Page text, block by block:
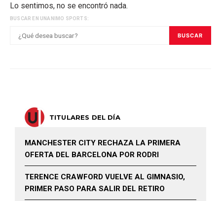
Lo sentimos, no se encontró nada.
BUSCAR EN UNANIMO SPORTS:
BUSCAR
TITULARES DEL DÍA
MANCHESTER CITY RECHAZA LA PRIMERA
OFERTA DEL BARCELONA POR RODRI
TERENCE CRAWFORD VUELVE AL GIMNASIO,
PRIMER PASO PARA SALIR DEL RETIRO